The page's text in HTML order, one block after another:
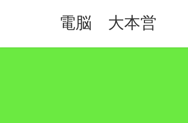
電脳 大本営